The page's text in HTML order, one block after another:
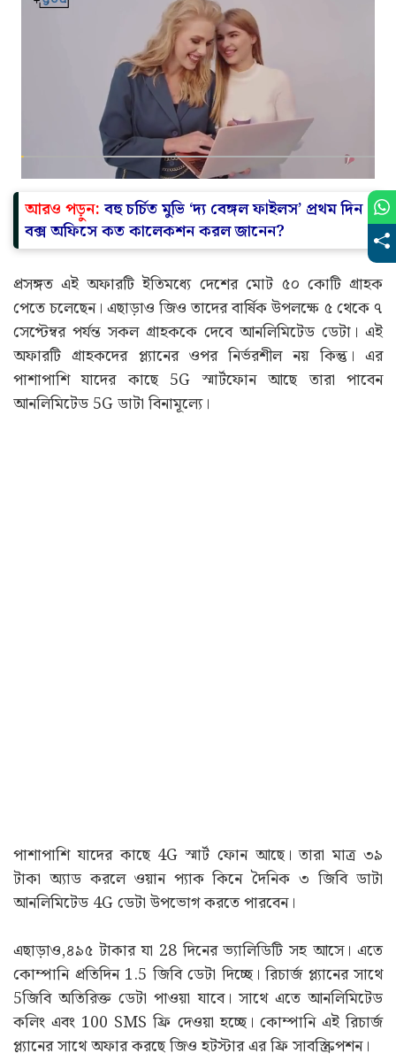
আরও পড়ুন:বহু চর্চিত মুভি ‘দ্য বেঙ্গল ফাইলস’ প্রথম দিন
বক্স অফিসে কত কালেকশন করল জানেন?
প্রসঙ্গত এই অফারটি ইতিমধ্যে দেশের মোট ৫০ কোটি গ্রাহক
পেতে চলেছেন। এছাড়াও জিও তাদের বার্ষিক উপলক্ষে ৫ থেকে ৭
সেপ্টেম্বর পর্যন্ত সকল গ্রাহককে দেবে আনলিমিটেড ডেটা। এই
অফারটি গ্রাহকদের প্ল্যানের ওপর নির্ভরশীল নয় কিন্তু। এর
পাশাপাশি যাদের কাছে 5G স্মার্টফোন আছে তারা পাবেন
আনলিমিটেড 5G ডাটা বিনামূল্যে।
পাশাপাশি যাদের কাছে 4G স্মার্ট ফোন আছে। তারা মাত্র ৩৯
টাকা অ্যাড করলে ওয়ান প্যাক কিনে দৈনিক ৩ জিবি ডাটা
আনলিমিটেড 4G ডেটা উপভোগ করতে পারবেন।
এছাড়াও,৪৯৫ টাকার যা 28 দিনের ভ্যালিডিটি সহ আসে। এতে
কোম্পানি প্রতিদিন 1.5 জিবি ডেটা দিচ্ছে। রিচার্জ প্ল্যানের সাথে
5জিবি অতিরিক্ত ডেটা পাওয়া যাবে। সাথে এতে আনলিমিটেড
কলিং এবং 100 SMS ফ্রি দেওয়া হচ্ছে। কোম্পানি এই রিচার্জ
প্ল্যানের সাথে অফার করছে জিও হটস্টার এর ফ্রি সাবস্ক্রিপশন।